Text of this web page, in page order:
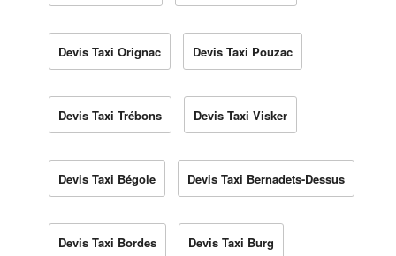
Devis Taxi Orignac Devis Taxi Pouzac
Devis Taxi Trébons Devis Taxi Visker
Devis Taxi Bégole Devis Taxi Bernadets-Dessus
Devis Taxi Bordes Devis Taxi Burg